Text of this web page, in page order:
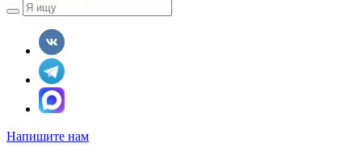
Напишите нам